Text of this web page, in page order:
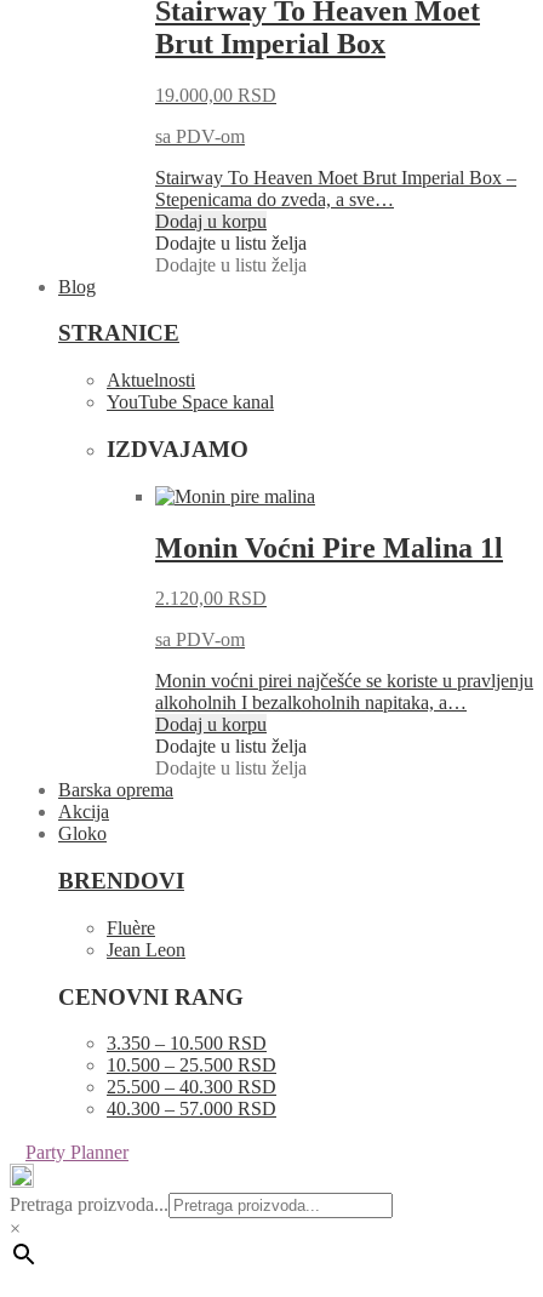
Stairway To Heaven Moet
Brut Imperial Box
19.000,00 RSD
sa PDV-om
Stairway To Heaven Moet Brut Imperial Box –
Stepenicama do zveda, a sve…
Dodaj u korpu
Dodajte u listu želja
Dodajte u listu želja
Blog
STRANICE
Aktuelnosti
YouTube Space kanal
IZDVAJAMO
Monin Voćni Pire Malina 1l
2.120,00 RSD
sa PDV-om
Monin voćni pirei najčešće se koriste u pravljenju
alkoholnih I bezalkoholnih napitaka, a…
Dodaj u korpu
Dodajte u listu želja
Dodajte u listu želja
Barska oprema
Akcija
Gloko
BRENDOVI
Fluère
Jean Leon
CENOVNI RANG
3.350 – 10.500 RSD
10.500 – 25.500 RSD
25.500 – 40.300 RSD
40.300 – 57.000 RSD
Party Planner
Pretraga proizvoda...
×